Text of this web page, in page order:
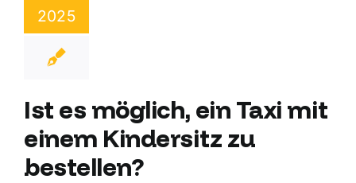
2025
Ist es möglich, ein Taxi mit
einem Kindersitz zu
bestellen?